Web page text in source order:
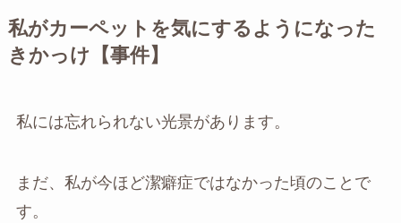
私がカーペットを気にするようになった
きかっけ【事件】
私には忘れられない光景があります。
まだ、私が今ほど潔癖症ではなかった頃のことで
す。